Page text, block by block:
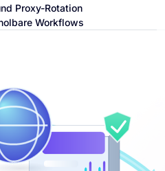
Proxy-Rotation
Workflows